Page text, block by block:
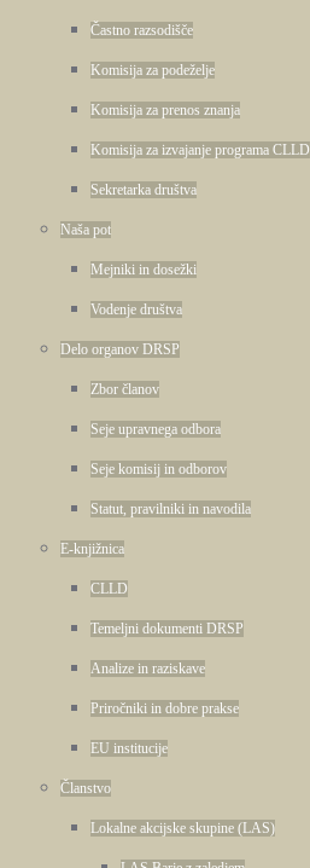
Častno razsodišče
Komisija za podeželje
Komisija za prenos znanja
Komisija za izvajanje programa CLLD
Sekretarka društva
Naša pot
Mejniki in dosežki
Vodenje društva
Delo organov DRSP
Zbor članov
Seje upravnega odbora
Seje komisij in odborov
Statut, pravilniki in navodila
E-knjižnica
CLLD
Temeljni dokumenti DRSP
Analize in raziskave
Priročniki in dobre prakse
EU institucije
Članstvo
Lokalne akcijske skupine (LAS)